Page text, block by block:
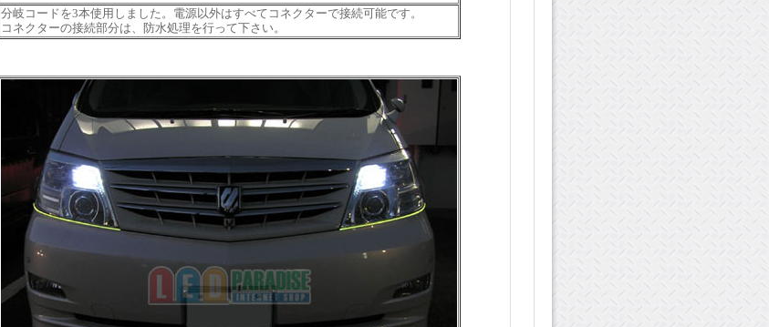
分岐コードを3本使用しました。電源以外はすべてコネクターで接続可能です。
コネクターの接続部分は、防水処理を行って下さい。